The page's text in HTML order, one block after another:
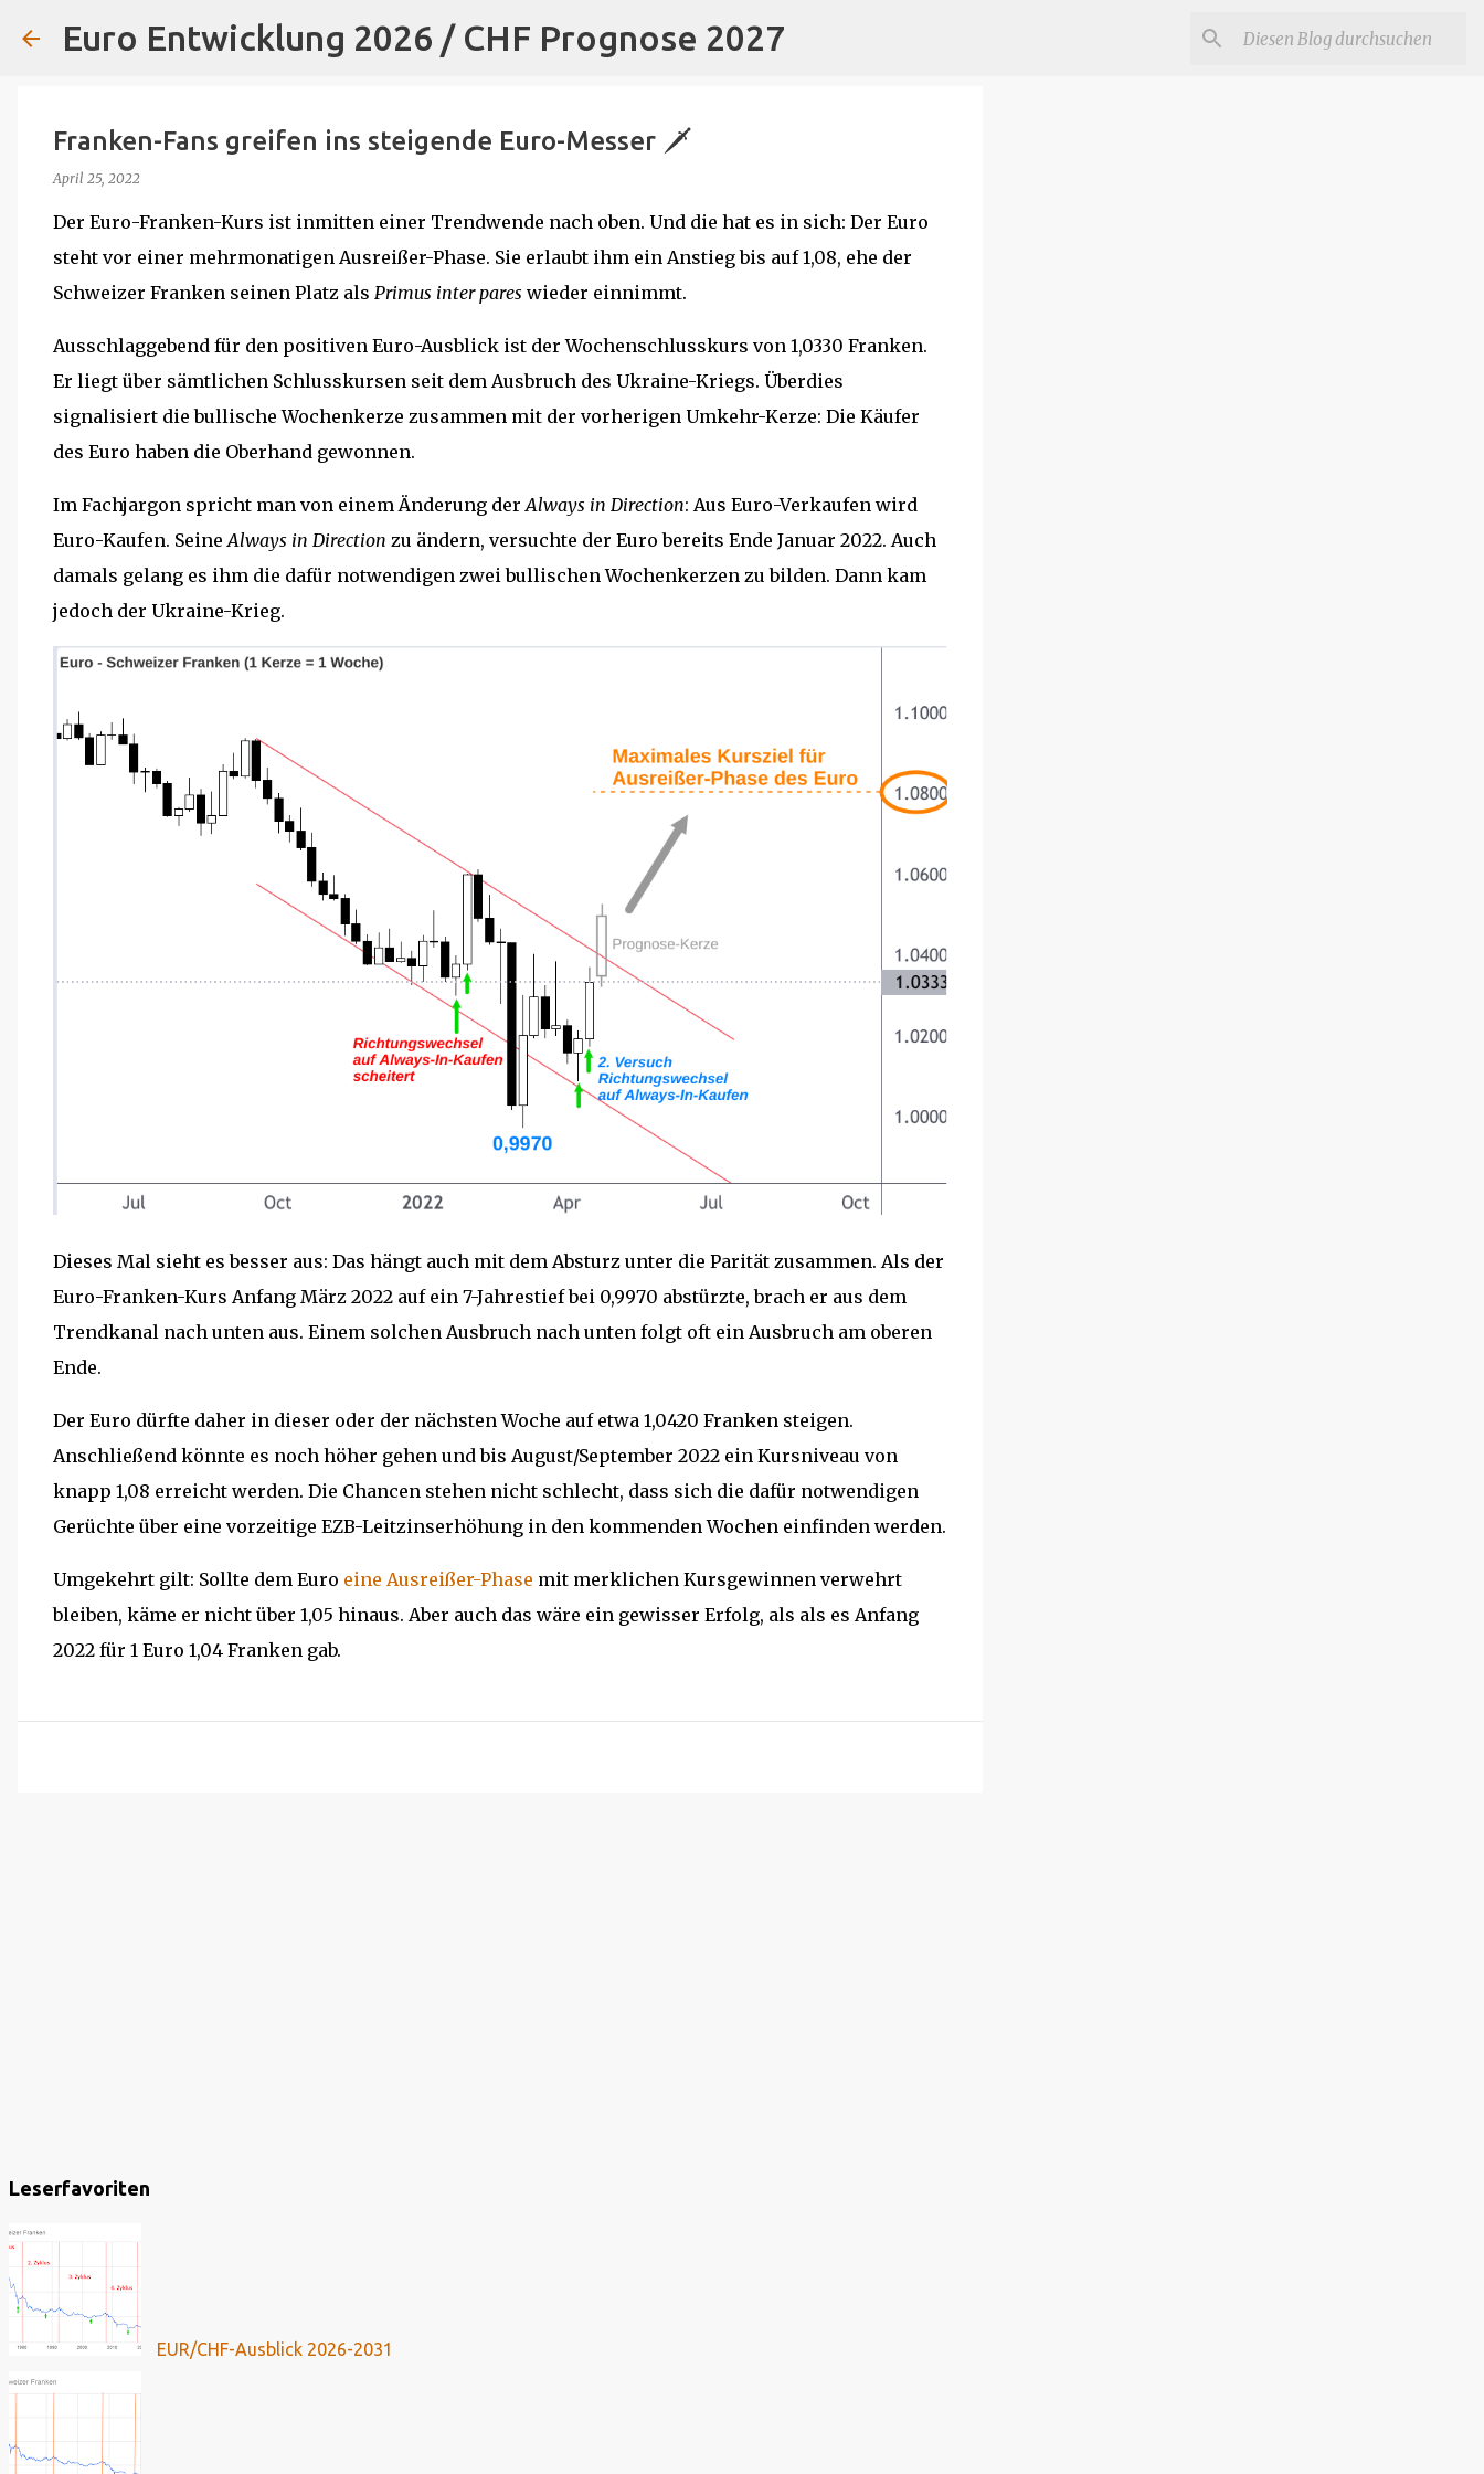
Direkt zum Hauptbereich
Euro Entwicklung 2026 / CHF Prognose 2027
Franken-Fans greifen ins steigende Euro-Messer 🗡
April 25, 2022
Der Euro-Franken-Kurs ist inmitten einer Trendwende nach oben. Und die hat es in sich: Der Euro
steht vor einer mehrmonatigen Ausreißer-Phase. Sie erlaubt ihm ein Anstieg bis auf 1,08, ehe der
Schweizer Franken seinen Platz als Primus inter pares wieder einnimmt.
Ausschlaggebend für den positiven Euro-Ausblick ist der Wochenschlusskurs von 1,0330 Franken.
Er liegt über sämtlichen Schlusskursen seit dem Ausbruch des Ukraine-Kriegs. Überdies
signalisiert die bullische Wochenkerze zusammen mit der vorherigen Umkehr-Kerze: Die Käufer
des Euro haben die Oberhand gewonnen.
Im Fachjargon spricht man von einem Änderung derAlways in Direction: Aus Euro-Verkaufen wird
Euro-Kaufen. SeineAlways in Direction zu ändern, versuchte der Euro bereits Ende Januar 2022. Auch
damals gelang es ihm die dafür notwendigen zwei bullischen Wochenkerzen zu bilden. Dann kam
jedoch der Ukraine-Krieg.
Dieses Mal sieht es besser aus: Das hängt auch mit dem Absturz unter die Parität zusammen. Als der
Euro-Franken-Kurs Anfang März 2022 auf ein 7-Jahrestief bei 0,9970 abstürzte, brach er aus dem
Trendkanal nach unten aus. Einem solchen Ausbruch nach unten folgt oft ein Ausbruch am oberen
Ende.
Der Euro dürfte daher in dieser oder der nächsten Woche auf etwa 1,0420 Franken steigen.
Anschließend könnte es noch höher gehen und bis August/September 2022 ein Kursniveau von
knapp 1,08 erreicht werden. Die Chancen stehen nicht schlecht, dass sich die dafür notwendigen
Gerüchte über eine vorzeitige EZB-Leitzinserhöhung in den kommenden Wochen einfinden werden.
Umgekehrt gilt: Sollte dem Euro eine Ausreißer-Phase mit merklichen Kursgewinnen verwehrt
bleiben, käme er nicht über 1,05 hinaus. Aber auch das wäre ein gewisser Erfolg, als als es Anfang
2022 für 1 Euro 1,04 Franken gab.
Leserfavoriten
EUR/CHF-Ausblick 2026-2031